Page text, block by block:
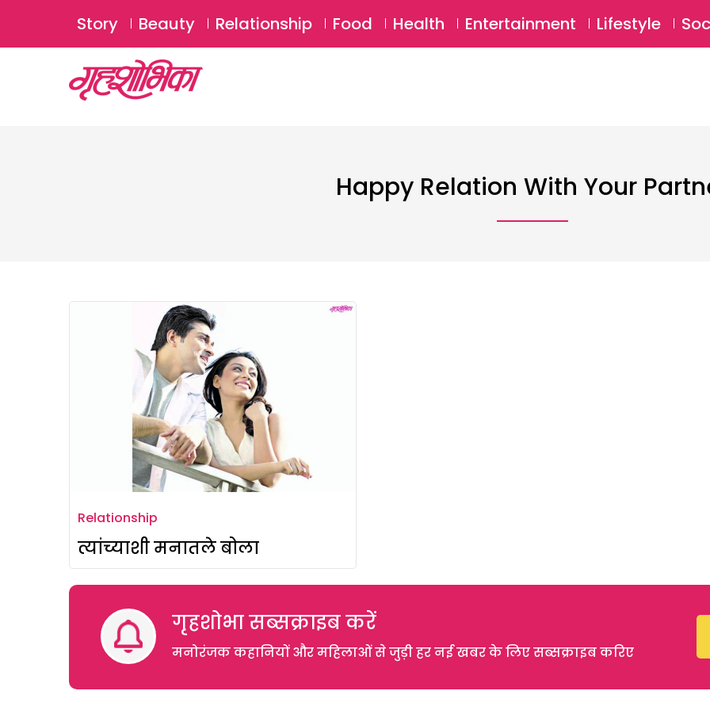
Story Beauty Relationship Food Health Entertainment Lifestyle
Happy Relation With Your
Relationship
त्यांच्याशी मनातले बोला
गृहशोभा सब्सक्राइब करें
मनोरंजक कहानियों और महिलाओं से जुड़ी हर नई खबर के लिए सब्सक्राइब करिए